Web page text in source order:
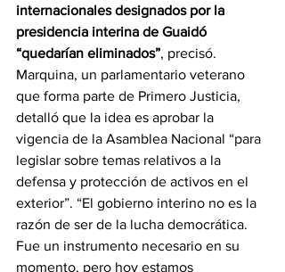
internacionales designados por la
presidencia interina de Guaidó
“quedarían eliminados”, precisó.
Marquina, un parlamentario veterano
que forma parte de Primero Justicia,
detalló que la idea es aprobar la
vigencia de la Asamblea Nacional “para
legislar sobre temas relativos a la
defensa y protección de activos en el
exterior”. “El gobierno interino no es la
razón de ser de la lucha democrática.
Fue un instrumento necesario en su
momento, pero hoy estamos